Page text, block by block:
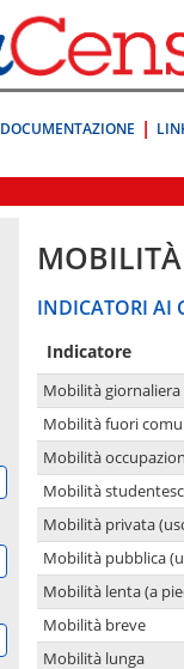
DOCUMENTAZIONE
MOBILITÀ
INDICATORI AI
Indicatore
Mobilità
Mobilità fuori
Mobilità
Mobilità
Mobilità privata
Mobilità pubblica
Mobilità lenta (a
Mobilità breve
Mobilità lunga